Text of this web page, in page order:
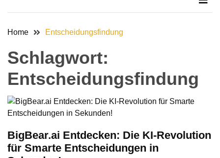
Home Entscheidungsfindung
Schlagwort:
Entscheidungsfindung
BigBear.ai Entdecken: Die KI-Revolution
für Smarte Entscheidungen in